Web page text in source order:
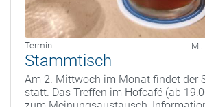
Termin Mi.
Stammtisch
Am 2. Mittwoch im Monat findet der
statt. Das Treffen im Hofcafé (ab